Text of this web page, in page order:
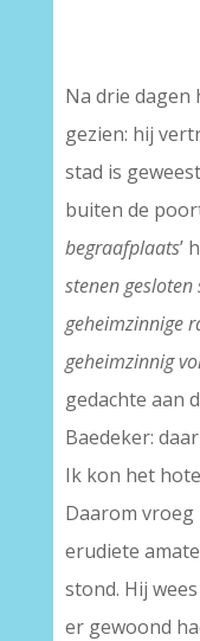
Na drie
gezien: hij
stad is
buiten de
begraafplaats’
stenen
geheimzinnige
geheimzinnig
gedachte aan
Baedeker:
Ik kon het
Daarom vroeg
erudiete
stond. Hij
er gewoond